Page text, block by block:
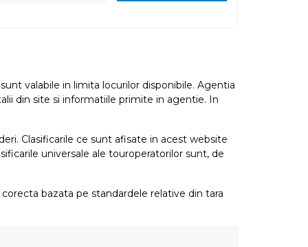
valabile in limita locurilor disponibile. Agentia
din site si informatiile primite in agentie. In
Clasificarile ce sunt afisate in acest website
universale ale touroperatorilor sunt, de
bazata pe standardele relative din tara